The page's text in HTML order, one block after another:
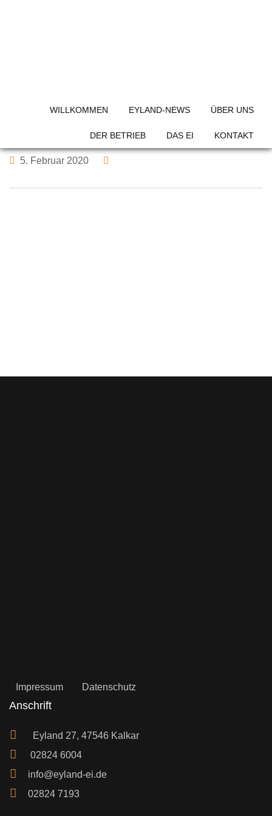
WILLKOMMEN EYLAND-NEWS ÜBER UNS
DER BETRIEB DAS EI KONTAKT
5. Februar 2020
Impressum Datenschutz
Anschrift
Eyland 27, 47546 Kalkar
02824 6004
info@eyland-ei.de
02824 7193